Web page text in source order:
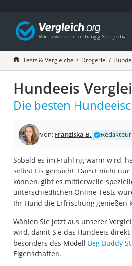
Tests & Vergleiche Drogerie
Hundeeis
Die besten
Von: Franziska B.
Sobald es im Frühling warm wird,
selbst Eis gemacht. Damit nicht
können, gibt es mittlerweile
unterschiedlichen Online-Tests
Ihr Hund die Erfrischung genießen
Wählen Sie jetzt aus unserer
wird, damit Sie das Hundeeis
besonders das Modell Beg Buddy
Eigenschaften.